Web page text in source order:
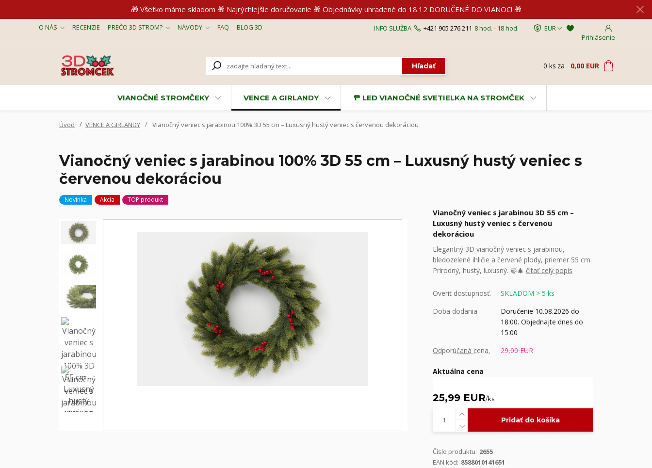
🎁 Všetko máme skladom 🎁 Najrýchlejšie doručovanie 🎁 Objednávky uhradené do 18.12 DORUČENÉ DO VIANOC! 🎁
O NÁS RECENZIE PREČO 3D STROM? NÁVODY FAQ BLOG 3D
EUR
Prihlásenie
Hľadať
INFO SLUŽBA +421 905 276 211 8 hod. - 18 hod.
0 ks za 0,00 EUR
VIANOČNÉ STROMČEKY VENCE A GIRLANDY 🚥 LED VIANOČNÉ SVETIELKA NA STROMČEK
Úvod VENCE A GIRLANDY Vianočný veniec s jarabinou 100% 3D 55 cm – Luxusný hustý veniec s červenou dekoráciou
Vianočný veniec s jarabinou 100% 3D 55 cm – Luxusný hustý veniec s
červenou dekoráciou
Novinka Akcia TOP produkt
Vianočný veniec s jarabinou 3D 55 cm –
Luxusný hustý veniec s červenou
dekoráciou
Elegantný 3D vianočný veniec s jarabinou,
bledozelené ihličie a červené plody, priemer 55 cm.
Prírodný, hustý, luxusný. 🍃🎄 čítať celý popis
Overiť dostupnosť.
SKLADOM > 5 ks
Doba dodania
Doručenie 10.08.2026 do
18:00. Objednajte dnes do
15:00
Odporúčaná cena.
29,00 EUR
Aktuálna cena
25,99 EUR/ks
Pridať do košíka
Číslo produktu: 2655
EAN kód: 8588010141651